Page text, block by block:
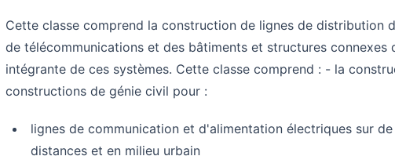
Cette classe comprend la construction de lignes de distribution
de télécommunications et des bâtiments et structures connexes
intégrante de ces systèmes. Cette classe comprend : - la
constructions de génie civil pour :
lignes de communication et d'alimentation électriques sur
distances et en milieu urbain